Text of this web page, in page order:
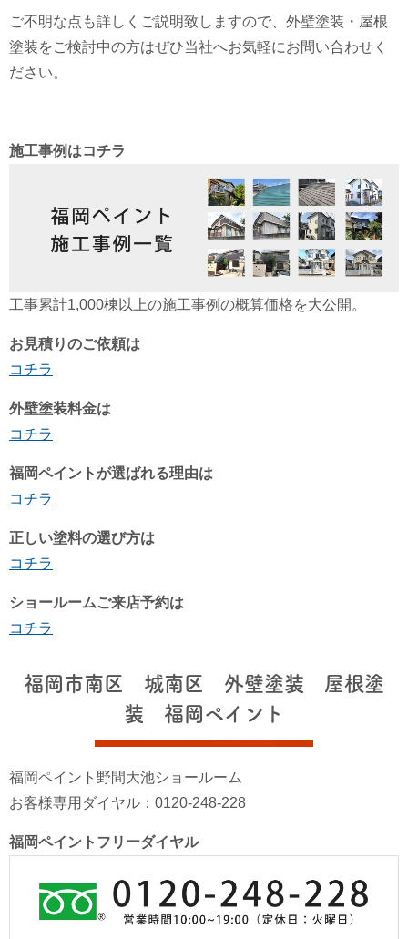
ご不明な点も詳しくご説明致しますので、外壁塗装・屋根
塗装をご検討中の方はぜひ当社へお気軽にお問い合わせく
ださい。
施工事例はコチラ
工事累計1,000棟以上の施工事例の概算価格を大公開。
お見積りのご依頼は
コチラ
外壁塗装料金は
コチラ
福岡ペイントが選ばれる理由は
コチラ
正しい塗料の選び方は
コチラ
ショールームご来店予約は
コチラ
福岡市南区 城南区 外壁塗装 屋根塗
装 福岡ペイント
福岡ペイント野間大池ショールーム
お客様専用ダイヤル：0120-248-228
福岡ペイントフリーダイヤル